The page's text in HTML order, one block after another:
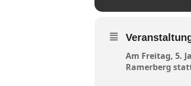
Am Freitag, 5.
Ramerberg